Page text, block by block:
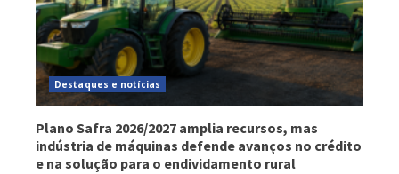
Destaques e notícias
Plano Safra 2026/2027 amplia recursos, mas
indústria de máquinas defende avanços no crédito
e na solução para o endividamento rural